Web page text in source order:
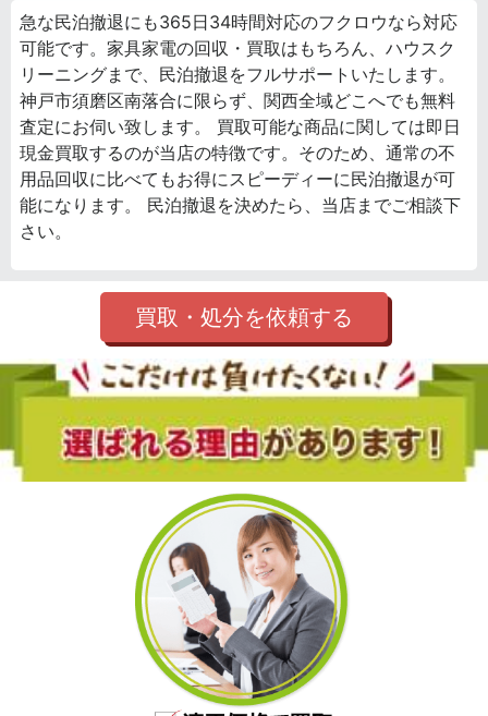
急な民泊撤退にも365日34時間対応のフクロウなら対応
可能です。家具家電の回収・買取はもちろん、ハウスク
リーニングまで、民泊撤退をフルサポートいたします。
神戸市須磨区南落合に限らず、関西全域どこへでも無料
査定にお伺い致します。 買取可能な商品に関しては即日
現金買取するのが当店の特徴です。そのため、通常の不
用品回収に比べてもお得にスピーディーに民泊撤退が可
能になります。 民泊撤退を決めたら、当店までご相談下
さい。
買取・処分を依頼する